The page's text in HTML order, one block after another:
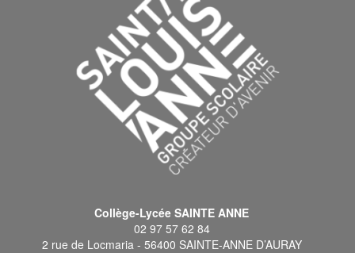
Collège-Lycée SAINTE ANNE
02 97 57 62 84
2 rue de Locmaria - 56400 SAINTE-ANNE D’AURAY